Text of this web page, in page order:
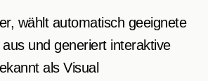
wählt automatisch geeignete
und generiert interaktive
als Visual